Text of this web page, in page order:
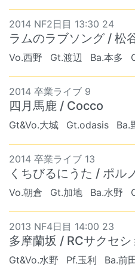
2014 NF2日目 13:30 24
ラムのラブソング / 松
Vo.西野 Gt.渡辺 Ba.本多
2014 卒業ライブ 9
四月馬鹿 / Cocco
Gt&Vo.大城 Gt.odasis Ba.
2014 卒業ライブ 13
くちびるにうた / ポル
Vo.朝倉 Gt.加地 Ba.水野
2013 NF4日目 14:00 23
多摩蘭坂 / RCサクセシ
Gt&Vo.水野 Pf.玉利 Ba.前